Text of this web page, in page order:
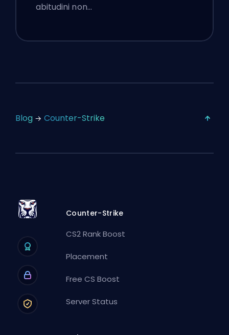
abitudini non…
Blog Counter-Strike
Counter-Strike
CS2 Rank Boost
Placement
Free CS Boost
Server Status